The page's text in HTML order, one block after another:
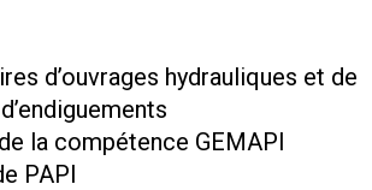
d’ouvrages hydrauliques et de
la compétence GEMAPI
PAPI